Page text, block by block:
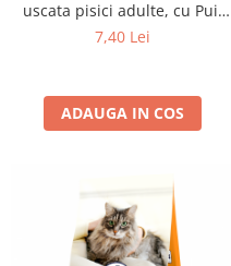
uscata pisici adulte, cu Pui,
300g
7,40 Lei
ADAUGA IN COS